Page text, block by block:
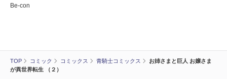
TOP コミック コミックス 青騎士コミックス
お姉さまと巨人 お嬢さま
が異世界転生 （２）
Be-con